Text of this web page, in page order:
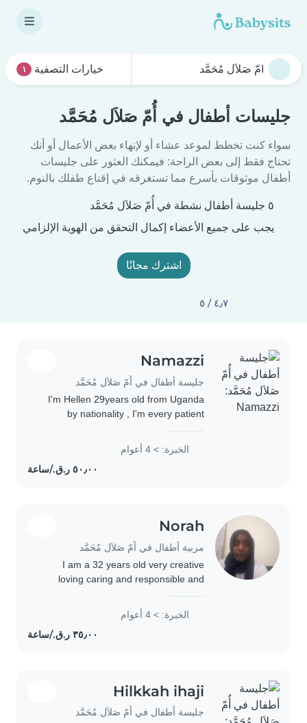
خيارات التصفية ١
جليسات أطفال في أُمّ صَلاَل مُحَمَّد
سواء كنت تخطط لموعد عشاء أو لإنهاء بعض الأعمال أو أنك
تحتاج فقط إلى بعض الراحة: فيمكنك العثور على جليسات
أطفال موثوقات بأسرع مما تستغرقه في إقناع طفلك بالنوم.
٥ جليسة أطفال نشطة في أُمّ صَلاَل مُحَمَّد
يجب على جميع الأعضاء إكمال التحقق من الهوية الإلزامي
اشترك مجانًا
٤٫٧ / ٥
Namazzi
جليسة أطفال في أُمّ صَلاَل مُحَمَّد
I'm Hellen 29years old from Uganda
by nationality , I'm every patient
cultures and house rules I understand
that child safety is always comes..
الخبرة: > 4 أعوام
Norah
مربية أطفال في أُمّ صَلاَل مُحَمَّد
I am a 32 years old very creative
loving caring and responsible and
my to do list .I love kids and doing
activities with them like making
الخبرة: > 4 أعوام
Hilkkah ihaji
جليسة أطفال في أُمّ صَلاَل مُحَمَّد